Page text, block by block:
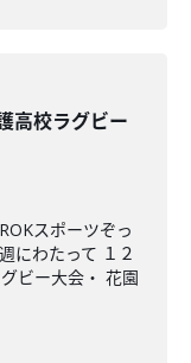
高校ラグビー
スポーツぞっ
にわたって １２
ビー大会・ 花園